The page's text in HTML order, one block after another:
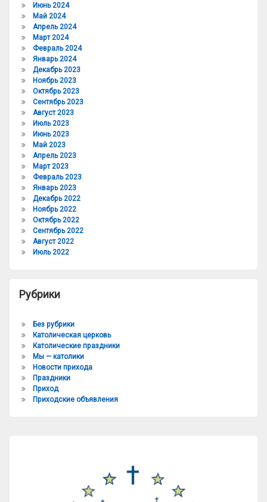
Июнь 2024
Май 2024
Апрель 2024
Март 2024
Февраль 2024
Январь 2024
Декабрь 2023
Ноябрь 2023
Октябрь 2023
Сентябрь 2023
Август 2023
Июль 2023
Июнь 2023
Май 2023
Апрель 2023
Март 2023
Февраль 2023
Январь 2023
Декабрь 2022
Ноябрь 2022
Октябрь 2022
Сентябрь 2022
Август 2022
Июль 2022
Рубрики
Без рубрики
Католическая церковь
Католические праздники
Мы — католики
Новости прихода
Праздники
Приход
Приходские объявления